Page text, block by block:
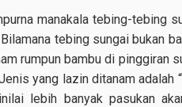
manakala tebing-tebing
tebing sungai bukan
rumpun bambu di pinggiran
yang lazin ditanam adalah
lebih banyak pasukan